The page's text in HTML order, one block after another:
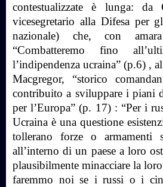
contestualizzate è lunga: da
vicesegretario alla Difesa per
nazionale) che, con
“Combatteremo fino
l’indipendenza ucraina” (p.6) ,
Macgregor, “storico
contribuito a sviluppare i piani
per l’Europa” (p. 17) : “Per i
Ucraina è una questione
tollerano forze o armamenti
all’interno di un paese a loro
plausibilmente minacciare la
faremmo noi se i russi o i